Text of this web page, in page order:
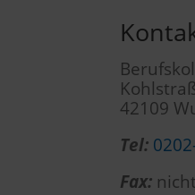
42109
Tel:
Fax: